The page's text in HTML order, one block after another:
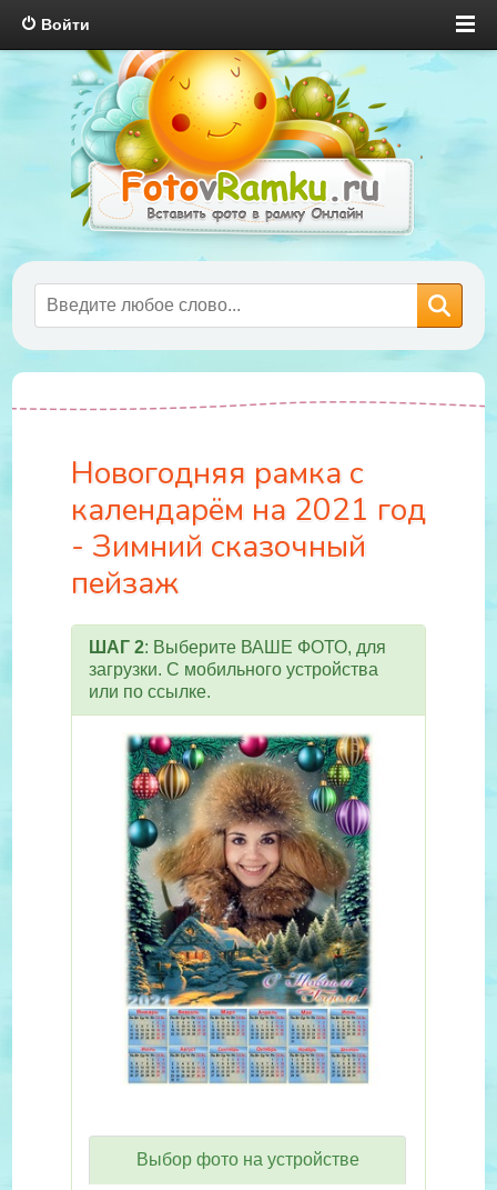
Войти
Новогодняя рамка с
календарём на 2021 год
- Зимний сказочный
пейзаж
ШАГ 2: Выберите ВАШЕ ФОТО, для
загрузки. С мобильного устройства
или по ссылке.
Выбор фото на устройстве